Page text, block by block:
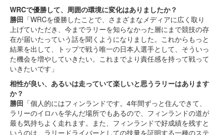
WRCで優勝して、周囲の環境に変化はありましたか？
勝田 「WRCを優勝したことで、さまざまなメディアに広く取り
上げていただき、今までラリーを知らなかった層にまで競技の存
在が届いたっていう話を聞くようになりました。これからもっと
結果を出して、トップで戦う唯一の日本人選手として、そういっ
た機会を増やしていきたい。これまでより責任感を持って戦って
いきたいです」
相性が良い、あるいは走っていて楽しいと思うラリーはあります
か？
勝田 「個人的にはフィンランドです。4年間ずっと住んできて、
ラリーのイロハを学んだ場所でもあるので、フィンランドの道が
最も気持ちよく走れます。また、フィンランドで好成績を残すと
いうのは、ラリードライバーとしての技量を証明する一種のステ